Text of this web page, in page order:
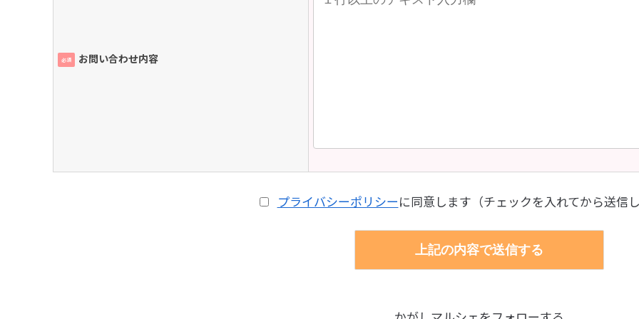
必須 お問い合わせ内容
プライバシーポリシーに同意します（チェックを入れてから送信し